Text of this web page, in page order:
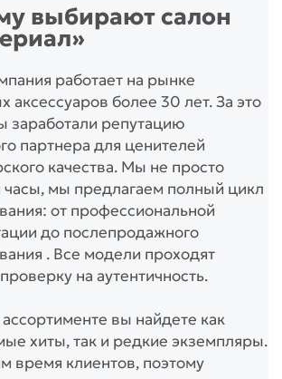
выбирают салон
работает на рынке
аксессуаров более 30 лет. За это
заработали репутацию
партнера для ценителей
качества. Мы не просто
мы предлагаем полный цикл
от профессиональной
до послепродажного
. Все модели проходят
на аутентичность.
вы найдете как
хиты, так и редкие экземпляры.
время клиентов, поэтому